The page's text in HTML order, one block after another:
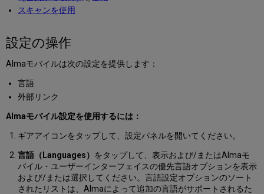
スキャンを使用
設定の操作
Almaモバイルは次の設定を提供します：
言語
外部リンク
Almaモバイル設定を使用するには：
ギアアイコンをタップして、設定パネルを開いてください。
言語（Languages）
をタップして、表示および/またはAlmaモ
バイル・ユーザーインターフェイスの優先言語オプションを表示
および/または選択してください。言語設定オプションのソート
されたリストは、Almaによって追加の言語がサポートされるた